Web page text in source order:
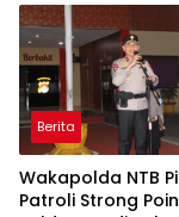
Berita
Wakapolda NTB
Patroli Strong